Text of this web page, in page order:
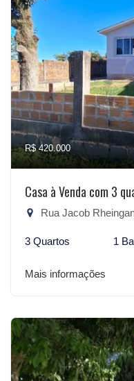
R$ 420.000
Casa à Venda com 3
Rua Jacob Rheingantz,
3 Quartos 1
Mais informações